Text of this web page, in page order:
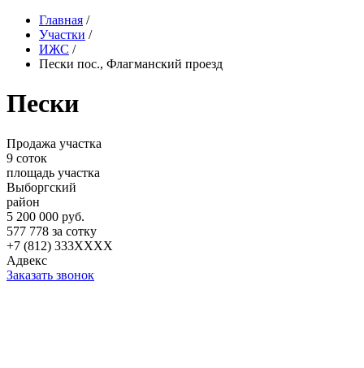
Главная /
Участки /
ИЖС /
Пески пос., Флагманский проезд
Пески
Продажа участка
9 соток
площадь участка
Выборгский
район
5 200 000 руб.
577 778 за сотку
+7 (812) 333XXXX
Адвекс
Заказать звонок